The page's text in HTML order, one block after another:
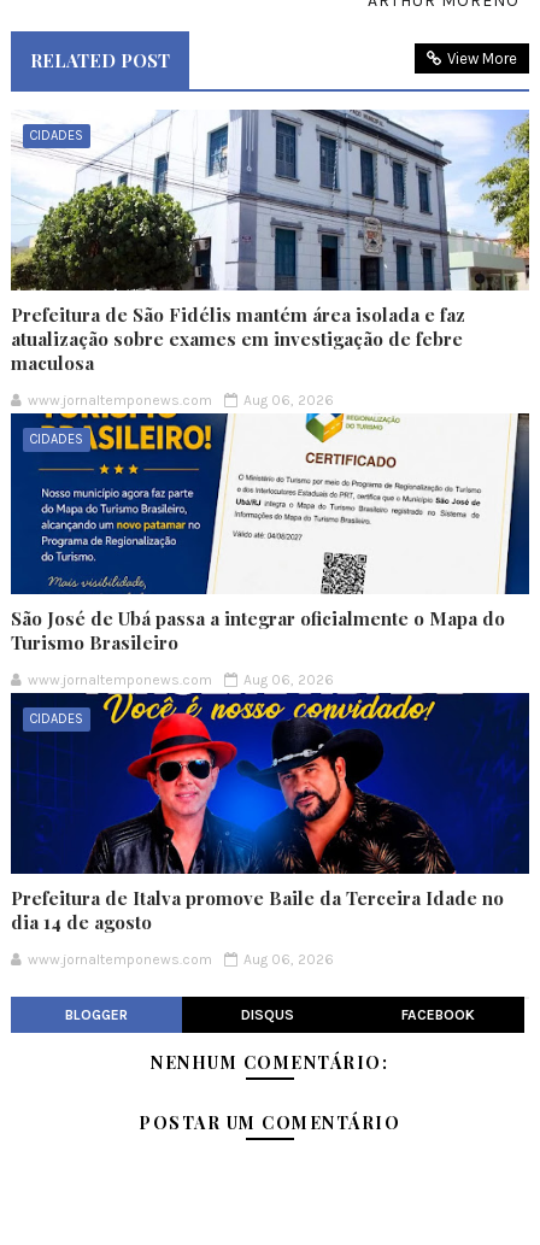
RELATED POST View More
CIDADES
Prefeitura de São Fidélis mantém área isolada e faz
atualização sobre exames em investigação de febre
maculosa
www.jornaltemponews.com Aug 06, 2026
CIDADES
São José de Ubá passa a integrar oficialmente o Mapa do
Turismo Brasileiro
www.jornaltemponews.com Aug 06, 2026
CIDADES
Prefeitura de Italva promove Baile da Terceira Idade no
dia 14 de agosto
www.jornaltemponews.com Aug 06, 2026
BLOGGER DISQUS FACEBOOK
NENHUM COMENTÁRIO:
POSTAR UM COMENTÁRIO